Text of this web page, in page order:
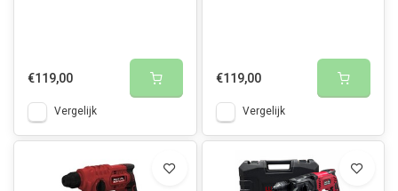
€119,00
Vergelijk
€119,00
Vergelijk